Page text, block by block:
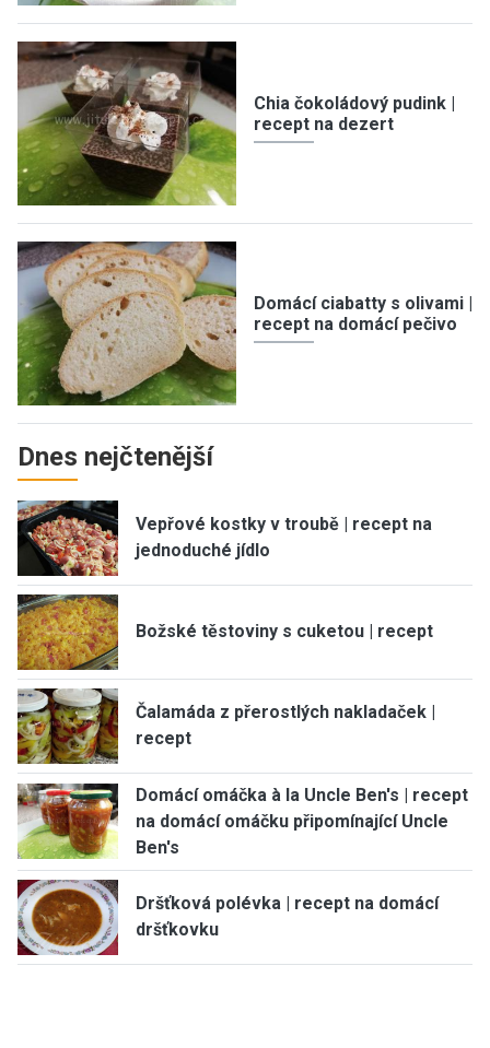
Chia čokoládový pudink |
recept na dezert
Domácí ciabatty s olivami |
recept na domácí pečivo
Dnes nejčtenější
Vepřové kostky v troubě | recept na
jednoduché jídlo
Božské těstoviny s cuketou | recept
Čalamáda z přerostlých nakladaček |
recept
Domácí omáčka à la Uncle Ben's | recept
na domácí omáčku připomínající Uncle
Ben's
Dršťková polévka | recept na domácí
dršťkovku